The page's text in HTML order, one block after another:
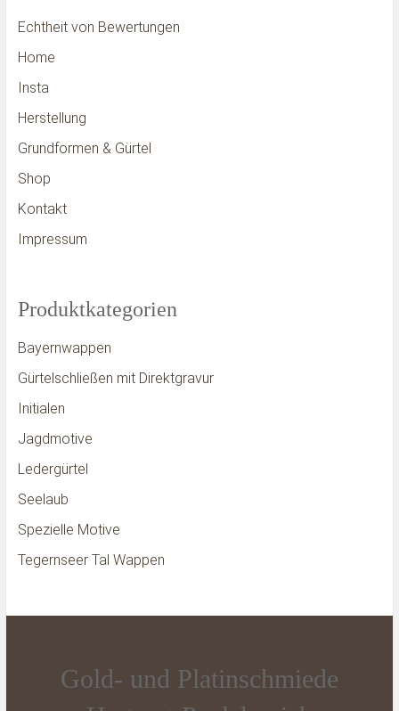
Echtheit von Bewertungen
Home
Insta
Herstellung
Grundformen & Gürtel
Shop
Kontakt
Impressum
Produktkategorien
Bayernwappen
Gürtelschließen mit Direktgravur
Initialen
Jagdmotive
Ledergürtel
Seelaub
Spezielle Motive
Tegernseer Tal Wappen
Gold- und Platinschmiede